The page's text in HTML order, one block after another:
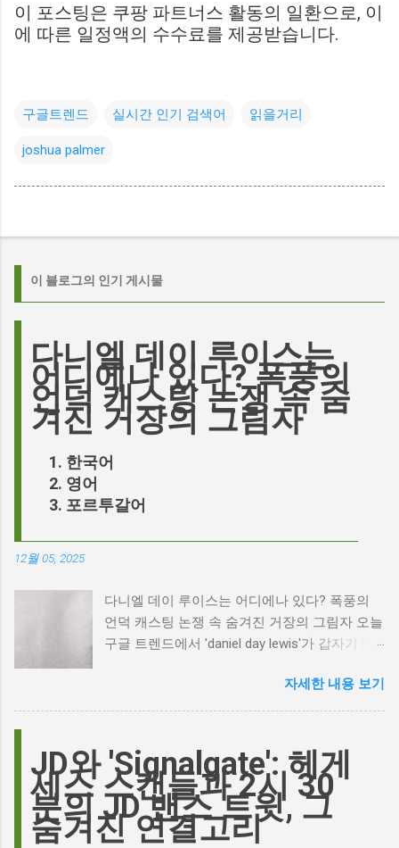
이 포스팅은 쿠팡 파트너스 활동의 일환으로, 이
에 따른 일정액의 수수료를 제공받습니다.
구글트렌드 실시간 인기 검색어 읽을거리
joshua palmer
이 블로그의 인기 게시물
다니엘 데이 루이스는
어디에나 있다? 폭풍의
언덕 캐스팅 논쟁 속 숨
겨진 거장의 그림자
한국어
영어
포르투갈어
12월 05, 2025
다니엘 데이 루이스는 어디에나 있다? 폭풍의
언덕 캐스팅 논쟁 속 숨겨진 거장의 그림자 오늘
구글 트렌드에서 'daniel day lewis'가 갑자기 떠
이름이 왜 다시 사람들의 입에 오르내리는 걸까
요? 표면적으로는 마고 로비가 제작하고 주연을
이 그 시작입니다. 하지만 그 이면에는 '연기'라
는 예술에 대한 깊은 갈망과, 완벽주의를 향한
끊임없는 열망이 숨겨져 있습니다. Photo by
Plufow Le Studio on Unsplash 폭풍의 언덕, 그
리고 캐스팅 논쟁의 불씨 최근 몇 주 동안 영화
자세한 내용 보기
JD와 'Signalgate': 헤게
세스 스캔들과 2시 30
분의 JD 밴스 트윗, 그
숨겨진 연결고리